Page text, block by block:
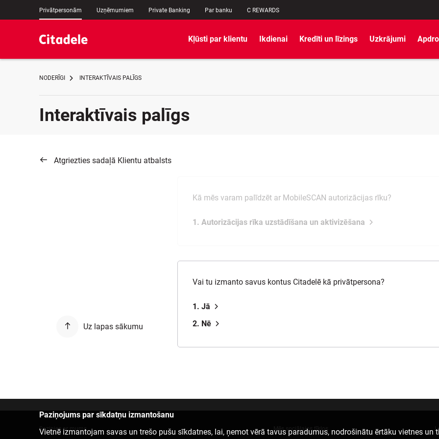
Privātpersonām Uzņēmumiem Private Banking Par banku C REWARDS
Kļūsti par klientu Ikdienai Kredīti un līzings Uzkrājumi
NODERĪGI INTERAKTĪVAIS PALĪGS
Interaktīvais palīgs
Atgriezties sadaļā Klientu atbalsts
Kā mēs varam palīdzēt ar MobileSCAN autorizācijas rīku?
1. Autorizācijas rīka uzstādīšana un aktivizēšana
Vai tu izmanto savus kontus Citadelē kā privātpersona?
1. Jā
2. Nē
Uz lapas sākumu
Paziņojums par sīkdatņu izmantošanu
Vietnē izmantojam savas un trešo pušu sīkdatnes, lai, ņemot vērā tavus paradumus, nodrošinātu ērtāku vietnes un
Sazinies ar mums Mēs sociālajos tīklos